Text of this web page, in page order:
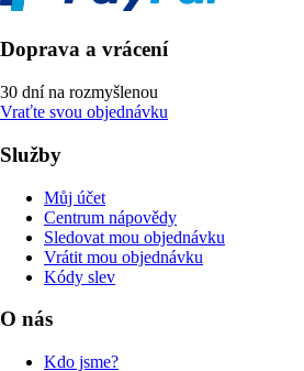
Doprava a vrácení
30 dní na rozmyšlenou
Vraťte svou objednávku
Služby
Můj účet
Centrum nápovědy
Sledovat mou objednávku
Vrátit mou objednávku
Kódy slev
O nás
Kdo jsme?